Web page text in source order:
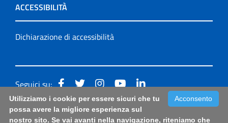
ACCESSIBILITÀ
Dichiarazione di accessibilità
Seguici su:
Accessibilità: form di segnalazione di prima istanza per
Acconsento
Utilizziamo i cookie per essere sicuri che tu
possa avere la migliore esperienza sul
nostro sito. Se vai avanti nella navigazione, riteniamo che